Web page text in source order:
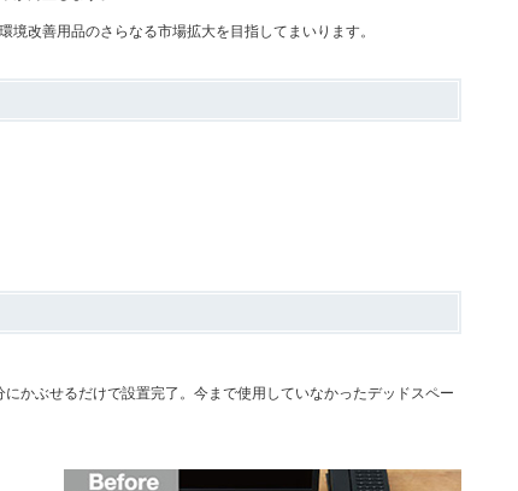
改善用品のさらなる市場拡大を目指してまいります。
かぶせるだけで設置完了。今まで使用していなかったデッドスペー